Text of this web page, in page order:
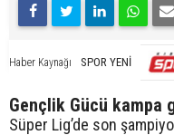
Haber Kaynağı SPOR YENİ
Gençlik Gücü kampa
Süper Lig’de son